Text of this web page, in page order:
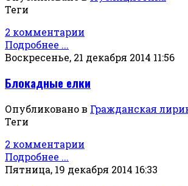
Теги
2 комментарии
Подробнее ...
Воскресенье, 21 декабря 2014 11:56
Блокадные елки
Опубликовано в Гражданская
Теги
2 комментарии
Подробнее ...
Пятница, 19 декабря 2014 16:33